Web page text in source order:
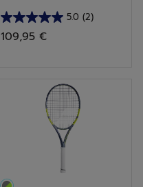
5.0 (2)
5.0
sur
109,95 €